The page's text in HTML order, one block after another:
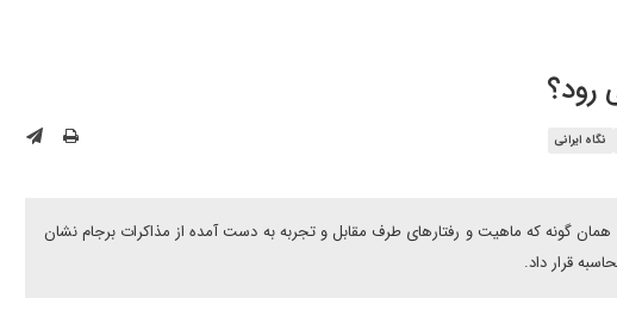
رود؟
نگاه ایرانی
گونه که ماهیت و رفتارهای طرف مقابل و تجربه به دست آمده از مذاکرات برجام نشان
قرار داد.